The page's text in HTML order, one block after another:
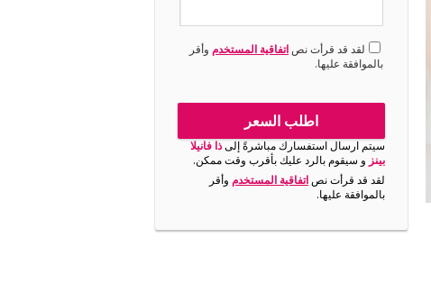
لقد قد قرأت نصاتفاقية المستخدم وأقر
بالموافقة عليها.
اطلب السعر
سيتم ارسال استفسارك مباشرةً إلىذا فانيلا
بينز و سيقوم بالرد عليك بأقرب وقت ممكن.
لقد قد قرأت نصاتفاقية المستخدم وأقر
بالموافقة عليها.